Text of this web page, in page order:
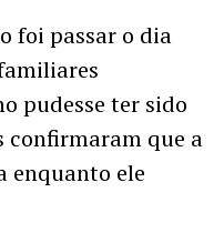
foi passar o dia
pudesse ter sido
confirmaram que a
enquanto ele